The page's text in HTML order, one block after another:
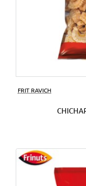
FRIT RAVICH